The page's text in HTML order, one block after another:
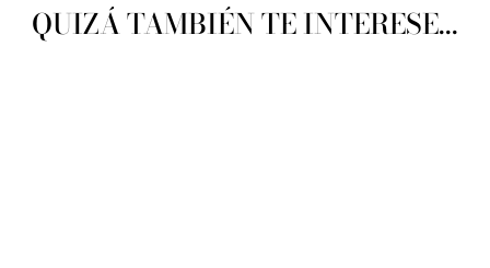
QUIZÁ TAMBIÉN TE INTERESE...